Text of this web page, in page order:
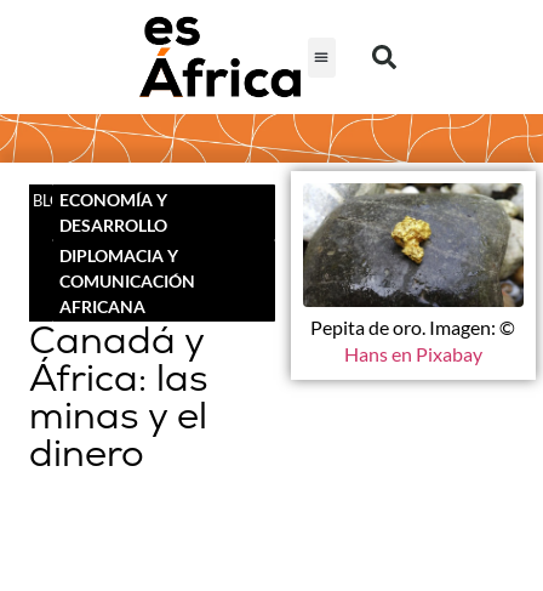
BLOGECONOMÍA Y
DESARROLLO
DIPLOMACIA Y
COMUNICACIÓN
AFRICANA
Canadá y
África: las
minas y el
dinero
Pepita de oro. Imagen: ©
Hans en Pixabay